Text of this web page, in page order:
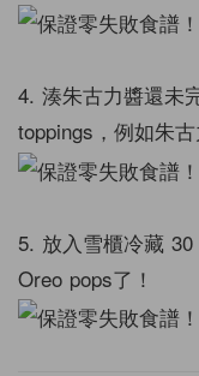
4. 湊朱古力醬還未
toppings，例如朱
5. 放入雪櫃冷藏
Oreo pops了！